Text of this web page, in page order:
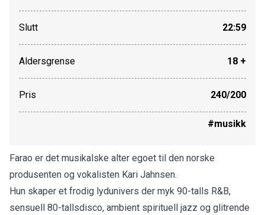
Slutt 22:59
Aldersgrense 18 +
Pris 240/200
#musikk
Farao er det musikalske alter egoet til den norske
produsenten og vokalisten Kari Jahnsen.
Hun skaper et frodig lydunivers der myk 90-talls R&B,
sensuell 80-tallsdisco, ambient spirituell jazz og glitrende